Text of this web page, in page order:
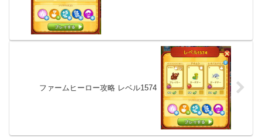
ファームヒーロー攻略 レベル1574